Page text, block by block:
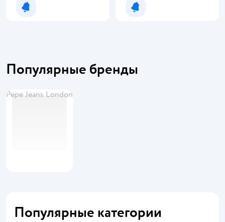
Уведомить о появлении Уведомить о появлении
Популярные бренды
Pepe Jeans London
Популярные категории